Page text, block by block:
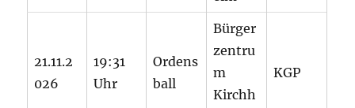
21.11.2
026
19:31
Uhr
Ordens
ball
Bürger
zentru
m
Kirchh
KGP